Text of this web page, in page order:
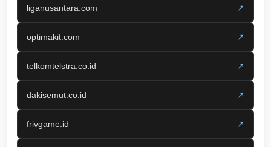
liganusantara.com ↗
optimakit.com ↗
telkomtelstra.co.id ↗
dakisemut.co.id ↗
frivgame.id ↗